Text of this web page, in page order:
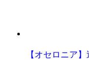
【オセロニア